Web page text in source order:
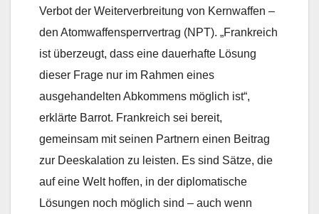
Verbot der Weiterverbreitung von Kernwaffen –
den Atomwaffensperrvertrag (NPT). „Frankreich
ist überzeugt, dass eine dauerhafte Lösung
dieser Frage nur im Rahmen eines
ausgehandelten Abkommens möglich ist“,
erklärte Barrot. Frankreich sei bereit,
gemeinsam mit seinen Partnern einen Beitrag
zur Deeskalation zu leisten. Es sind Sätze, die
auf eine Welt hoffen, in der diplomatische
Lösungen noch möglich sind – auch wenn